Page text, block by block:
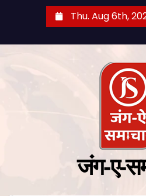
Thu. Aug 6th,
जंग-ए-